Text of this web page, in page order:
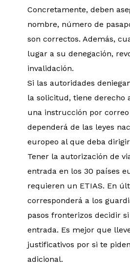
Concretamente, deben
nombre, número de
son correctos. Además,
lugar a su denegación,
invalidación.
Si las autoridades
la solicitud, tiene derecho
una instrucción por
dependerá de las leyes
europeo al que deba
Tener la autorización de
entrada en los 30 países
requieren un ETIAS. En
corresponderá a los
pasos fronterizos decidir
entrada. Es mejor que
justificativos por si te
adicional.